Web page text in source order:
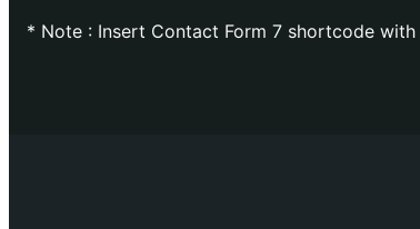
* Note : Insert Contact Form 7 shortcode